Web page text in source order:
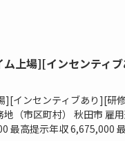
上場][インセンティブ
][インセンティブあり][研
（市区町村） 秋田市 雇
最高提示年収 6,675,000